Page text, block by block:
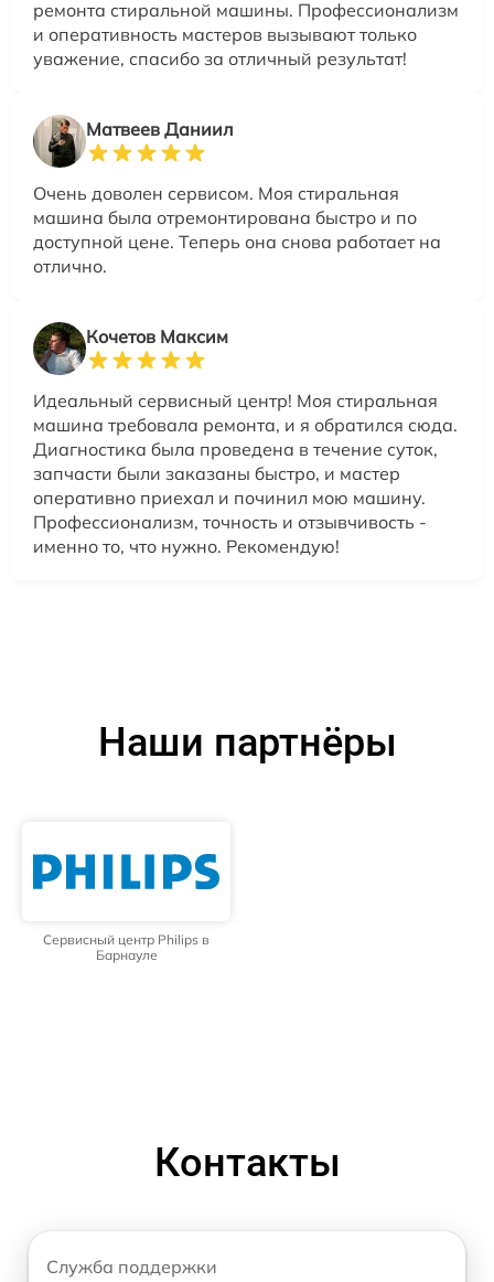
ремонта стиральной машины. Профессионализм
и оперативность мастеров вызывают только
уважение, спасибо за отличный результат!
Матвеев Даниил
Очень доволен сервисом. Моя стиральная
машина была отремонтирована быстро и по
доступной цене. Теперь она снова работает на
отлично.
Кочетов Максим
Идеальный сервисный центр! Моя стиральная
машина требовала ремонта, и я обратился сюда.
Диагностика была проведена в течение суток,
запчасти были заказаны быстро, и мастер
оперативно приехал и починил мою машину.
Профессионализм, точность и отзывчивость -
именно то, что нужно. Рекомендую!
Наши партнёры
Сервисный центр Philips в
Барнауле
Контакты
Служба поддержки